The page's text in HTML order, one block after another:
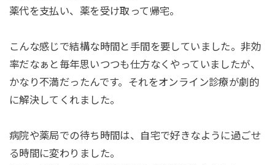
薬代を支払い、薬を受け取って帰宅。
こんな感じで結構な時間と手間を要していました。非効
率だなぁと毎年思いつつも仕方なくやっていましたが、
かなり不満だったんです。それをオンライン診療が劇的
に解決してくれました。
病院や薬局での待ち時間は、自宅で好きなように過ごせ
る時間に変わりました。